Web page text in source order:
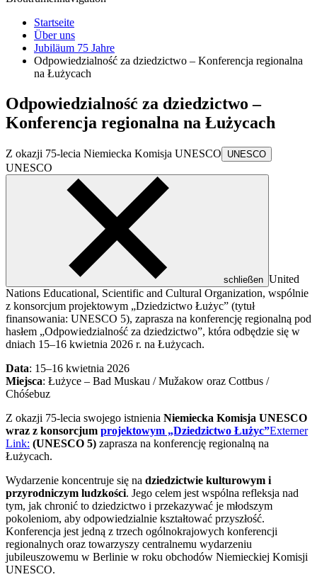
Startseite
Über uns
Jubiläum 75 Jahre
Odpowiedzialność za dziedzictwo – Konferencja regionalna
na Łużycach
Odpowiedzialność za dziedzictwo –
Konferencja regionalna na Łużycach
Z okazji 75-lecia Niemiecka Komisja UNESCO UNESCO
UNESCO
schließen United
Nations Educational, Scientific and Cultural Organization, wspólnie
z konsorcjum projektowym „Dziedzictwo Łużyc” (tytuł
finansowania: UNESCO 5), zaprasza na konferencję regionalną pod
hasłem „Odpowiedzialność za dziedzictwo”, która odbędzie się w
dniach 15–16 kwietnia 2026 r. na Łużycach.
Data: 15–16 kwietnia 2026
Miejsca: Łużyce – Bad Muskau / Mužakow oraz Cottbus /
Chóśebuz
Z okazji 75-lecia swojego istnienia Niemiecka Komisja UNESCO
wraz z konsorcjum projektowym „Dziedzictwo Łużyc”Externer
Link: (UNESCO 5) zaprasza na konferencję regionalną na
Łużycach.
Wydarzenie koncentruje się na dziedzictwie kulturowym i
przyrodniczym ludzkości. Jego celem jest wspólna refleksja nad
tym, jak chronić to dziedzictwo i przekazywać je młodszym
pokoleniom, aby odpowiedzialnie kształtować przyszłość.
Konferencja jest jedną z trzech ogólnokrajowych konferencji
regionalnych oraz towarzyszy centralnemu wydarzeniu
jubileuszowemu w Berlinie w roku obchodów Niemieckiej Komisji
UNESCO.